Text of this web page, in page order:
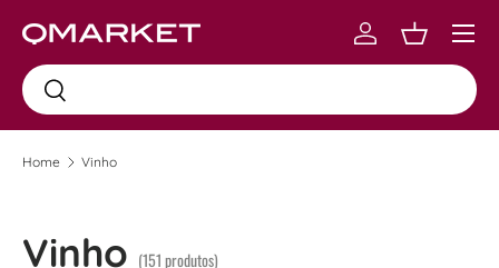
Skip to content
Busca
Busca
Log inCarrinho
Menu
Home Vinho
Vinho (151 produtos)